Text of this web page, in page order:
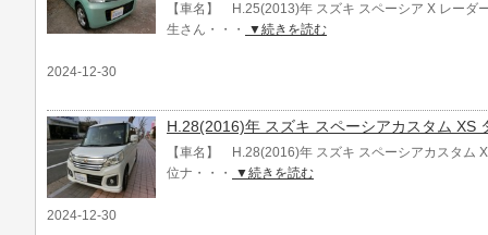
【車名】 H.25(2013)年 スズキ スペーシア X レーダ
生さん・・・
▼続きを読む
2024-12-30
H.28(2016)年 スズキ スペーシアカスタム XS
【車名】 H.28(2016)年 スズキ スペーシアカスタム
位ナ・・・
▼続きを読む
2024-12-30